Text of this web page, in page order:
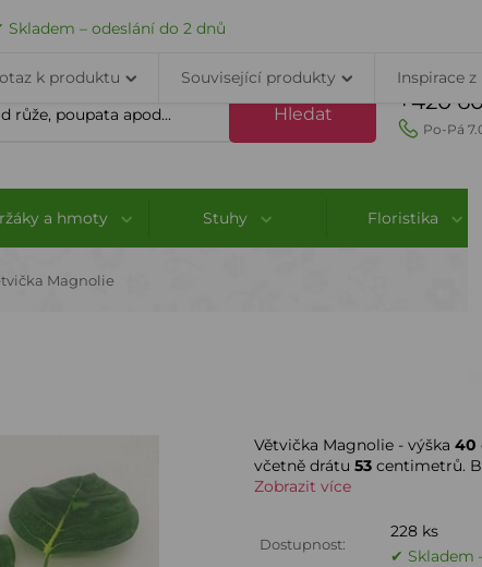
VELKOOBCHOD DOPRAVA A PLATBA
Hledat +420
Po-Pá
a hmoty Stuhy Floristika
Magnolie
Větvička Magnolie - výška 40
včetně drátu 53 centimetrů.
Zobrazit více
Dostupnost:
228 ks
✔ Skladem
Skladem – odeslání do 2 dnů
k produktu Související produkty Inspirace